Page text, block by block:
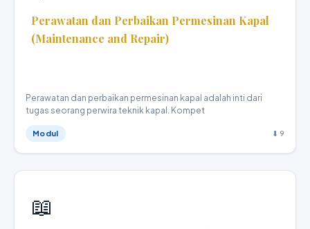
Perawatan dan Perbaikan Permesinan Kapal
(Maintenance and Repair)
Perawatan dan perbaikan permesinan kapal adalah inti dari
tugas seorang perwira teknik kapal. Kompet
Modul ⬇ 9
📖